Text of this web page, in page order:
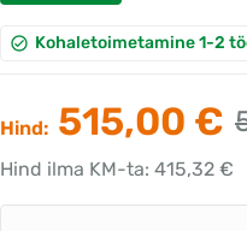
Kohaletoimetamine 1-2
Hind: 515,00 €
Hind ilma KM-ta: 415,32 €